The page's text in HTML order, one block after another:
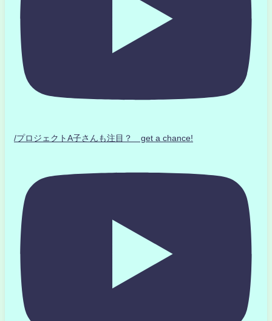
/プロジェクトA子さんも注目？ get a chance!